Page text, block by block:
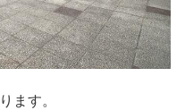
ます。